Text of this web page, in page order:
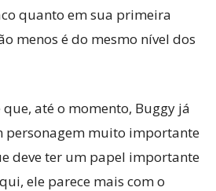
quanto em sua primeira
menos é do mesmo nível dos
até o momento, Buggy já
personagem muito importante
deve ter um papel importante
ele parece mais com o